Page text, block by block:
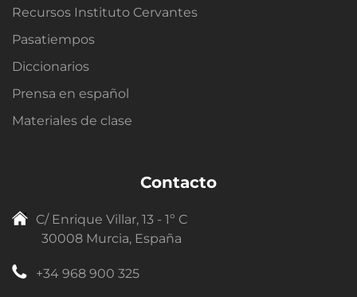
Recursos Instituto Cervantes
Pasatiempos
Diccionarios
Prensa en español
Materiales de clase
Contacto
C/ Enrique Villar, 13 - 1º C
30008 Murcia, España
+34 968 900 325